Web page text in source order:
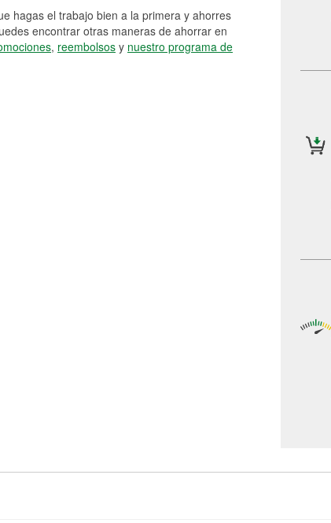
hagas el trabajo bien a la primera y ahorres
encontrar otras maneras de ahorrar en
, reembolsos y nuestro programa de